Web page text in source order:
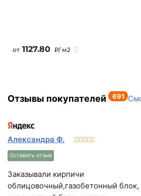
от 1127.80 ₽/ м2
Отзывы покупателей 691
Александра Ф.
Оставить отзыв
Заказывали кирпичи
облицовочный,газобетонный блок,